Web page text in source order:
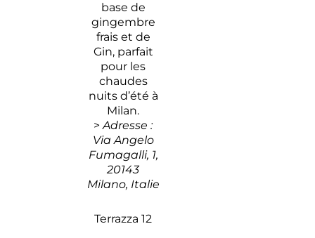
base de
gingembre
frais et de
Gin, parfait
pour les
chaudes
nuits d’été à
Milan.
>Adresse :
Via Angelo
Fumagalli, 1,
20143
Milano, Italie
Terrazza 12